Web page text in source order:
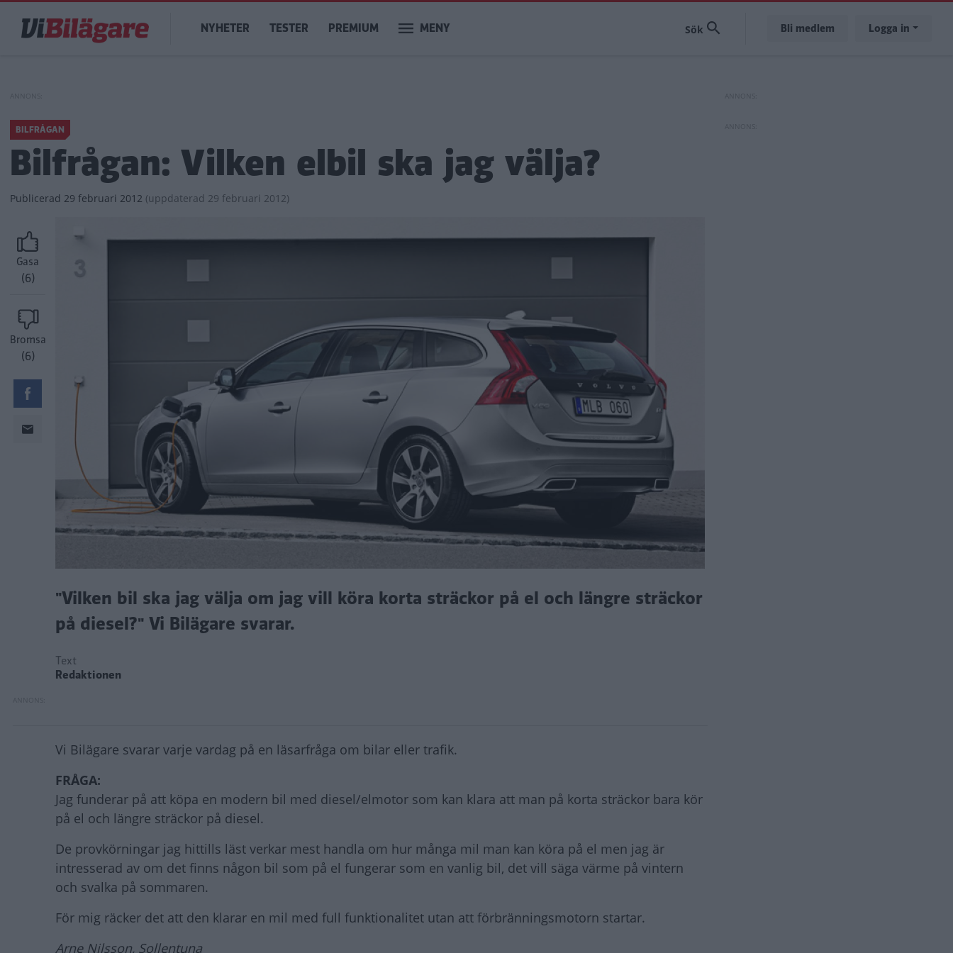
huvudinnehåll
Main
navigation
NYHETER TESTER PREMIUM MENY Bli medlem Logga in
BILFRÅGAN
Bilfrågan: Vilken elbil ska jag välja?
Publicerad 29 februari 2012 (uppdaterad 29 februari 2012)
Gasa
(6)
Bromsa
(6)
"Vilken bil ska jag välja om jag vill köra korta sträckor på el och längre sträckor
på diesel?" Vi Bilägare svarar.
Text
Redaktionen
Vi Bilägare svarar varje vardag på en läsarfråga om bilar eller trafik.
FRÅGA:
Jag funderar på att köpa en modern bil med diesel/elmotor som kan klara att man på korta sträckor bara kör
på el och längre sträckor på diesel.
De provkörningar jag hittills läst verkar mest handla om hur många mil man kan köra på el men jag är
intresserad av om det finns någon bil som på el fungerar som en vanlig bil, det vill säga värme på vintern
och svalka på sommaren.
För mig räcker det att den klarar en mil med full funktionalitet utan att förbränningsmotorn startar.
Arne Nilsson, Sollentuna